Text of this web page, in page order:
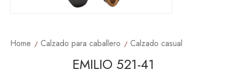
Home Calzado para caballero Calzado casual
EMILIO 521-41